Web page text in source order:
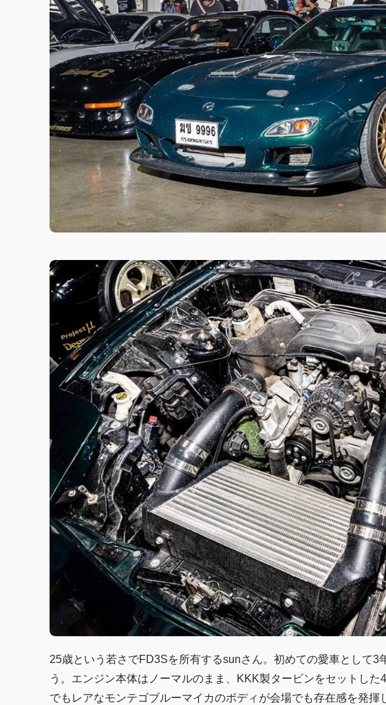
25歳という若さでFD3Sを所有するsunさん。初めての愛車として3
う。エンジン本体はノーマルのまま、KKK製タービンをセットし
でもレアなモンテゴブルーマイカのボディが会場でも存在感を発揮